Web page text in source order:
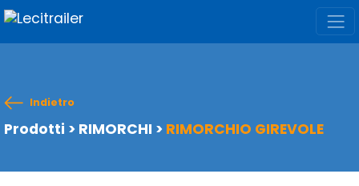
Indietro
Prodotti > RIMORCHI > RIMORCHIO GIREVOLE